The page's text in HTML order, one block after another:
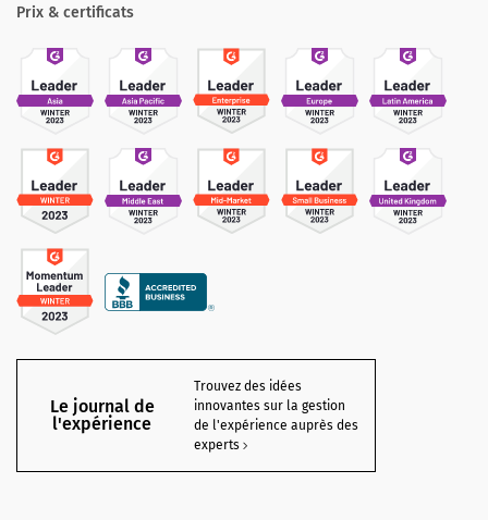
Prix & certificats
Le journal de
l'expérience
Trouvez des idées
innovantes sur la gestion
de l'expérience auprès des
experts